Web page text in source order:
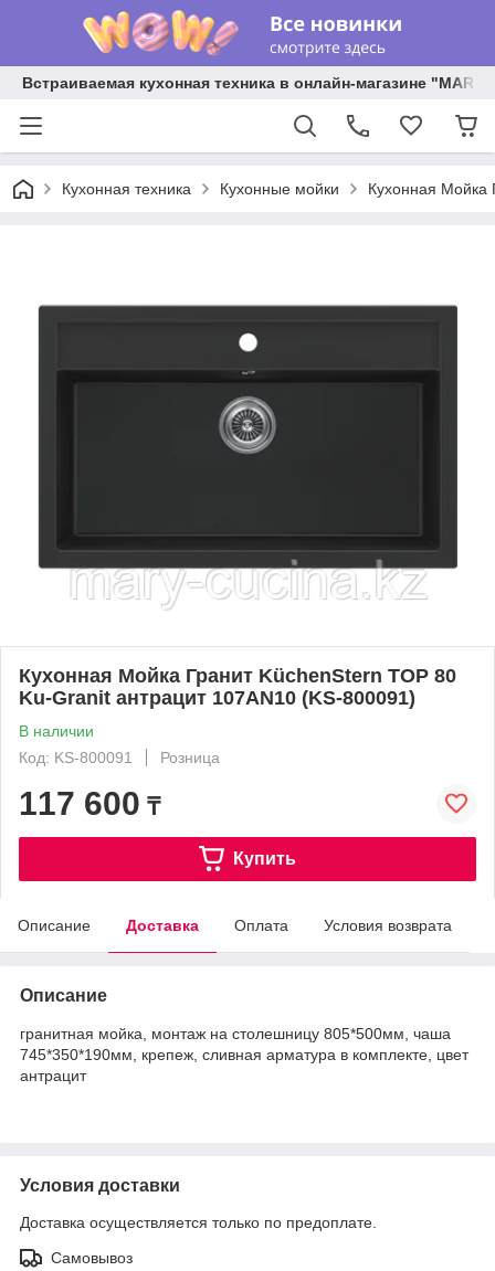
Встраиваемая кухонная техника в онлайн-магазине "MARY
Кухонная техника Кухонные мойки Кухонная Мойка
Кухонная Мойка Гранит KüchenStern TOP 80
Ku-Granit антрацит 107AN10 (KS-800091)
В наличии
Код: KS-800091
Розница
117 600 ₸
Купить
Описание Доставка Оплата Условия возврата
Описание
гранитная мойка, монтаж на столешницу 805*500мм, чаша
745*350*190мм, крепеж, сливная арматура в комплекте, цвет
антрацит
Условия доставки
Доставка осуществляется только по предоплате.
Самовывоз